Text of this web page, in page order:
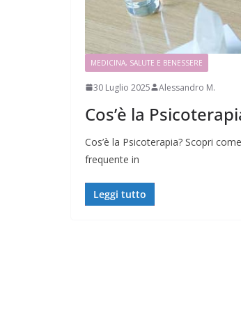
MEDICINA, SALUTE E BENESSERE
30 Luglio 2025 Alessandro M.
Cos’è la
Cos’è la Psicoterapia? Scopri
frequente in
Leggi tutto